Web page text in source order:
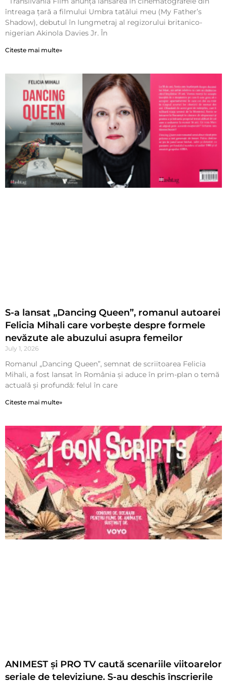
întreaga țară a filmului Umbra tatălui meu (My Father’s
Shadow), debutul în lungmetraj al regizorului britanico-
nigerian Akinola Davies Jr. În
Citeste mai multe»
S-a lansat „Dancing Queen”, romanul autoarei
Felicia Mihali care vorbește despre formele
nevăzute ale abuzului asupra femeilor
July 1, 2026
Romanul „Dancing Queen”, semnat de scriitoarea Felicia
Mihali, a fost lansat în România și aduce în prim-plan o temă
actuală și profundă: felul în care
Citeste mai multe»
ANIMEST și PRO TV caută scenariile viitoarelor
seriale de televiziune. S-au deschis înscrierile